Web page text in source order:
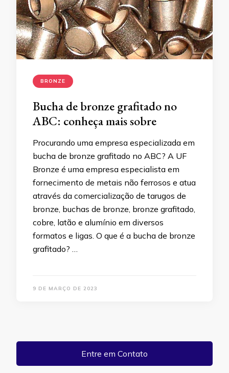
BRONZE
Bucha de bronze grafitado no
ABC: conheça mais sobre
Procurando uma empresa especializada em
bucha de bronze grafitado no ABC? A UF
Bronze é uma empresa especialista em
fornecimento de metais não ferrosos e atua
através da comercialização de tarugos de
bronze, buchas de bronze, bronze grafitado,
cobre, latão e alumínio em diversos
formatos e ligas. O que é a bucha de bronze
grafitado? …
9 DE MARÇO DE 2023
Entre em Contato